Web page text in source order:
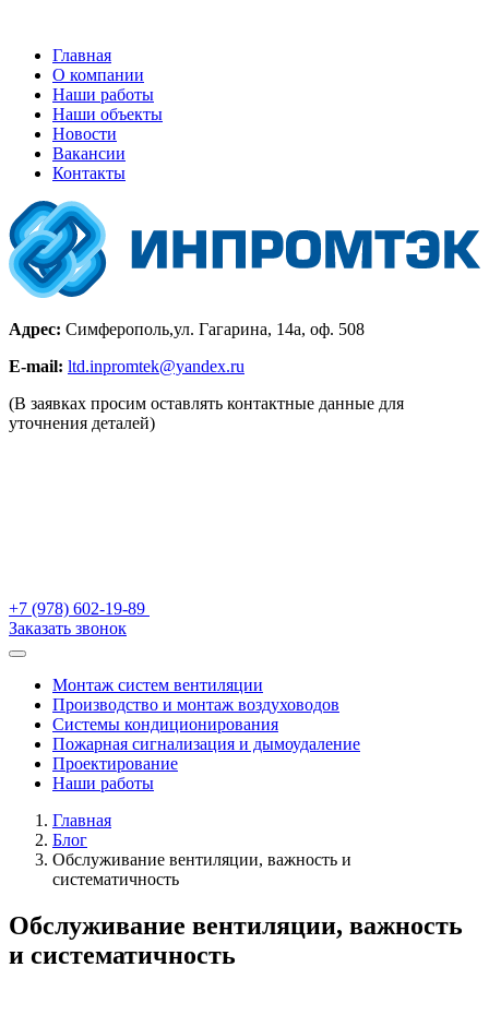
Главная
О компании
Наши работы
Наши объекты
Новости
Вакансии
Контакты
Адрес: Симферополь,ул. Гагарина, 14а, оф. 508
E-mail: ltd.inpromtek@yandex.ru
(В заявках просим оставлять контактные данные для
уточнения деталей)
+7 (978) 602-19-89
Заказать звонок
Монтаж систем вентиляции
Производство и монтаж воздуховодов
Системы кондиционирования
Пожарная сигнализация и дымоудаление
Проектирование
Наши работы
Главная
Блог
Обслуживание вентиляции, важность и
систематичность
Обслуживание вентиляции, важность
и систематичность